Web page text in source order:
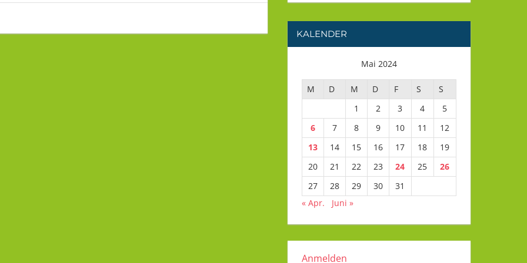
KALENDER
Mai 2024
M D M D F S
S
1
2 3 4
5
6
7 8 9 10 11
12
13
14 15 16 17 18
19
20
21 22 23 24 25
26
27
28 29 30
31
« Apr.
Juni »
Anmelden